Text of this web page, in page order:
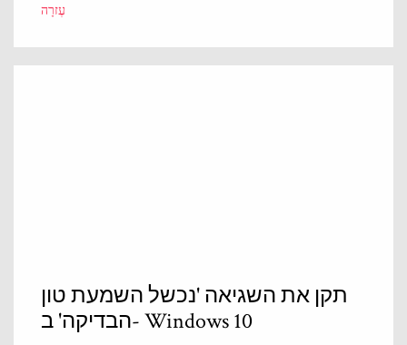
עֶזרָה
תקן את השגיאה 'נכשל השמעת טון
הבדיקה' ב- Windows 10